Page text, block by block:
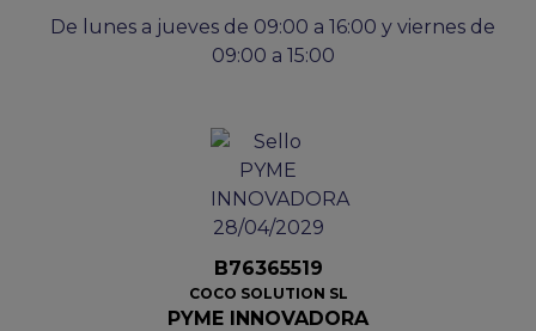
De lunes a jueves de 09:00 a 16:00 y viernes de
09:00 a 15:00
B76365519
COCO SOLUTION SL
PYME INNOVADORA